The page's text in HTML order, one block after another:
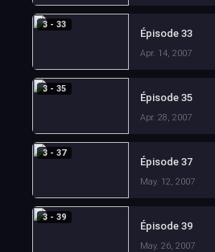
3 - 33
Épisode 33
Apr. 14, 2007
3 - 35
Épisode 35
Apr. 28, 2007
3 - 37
Épisode 37
May. 12, 2007
3 - 39
Épisode 39
May. 26, 2007